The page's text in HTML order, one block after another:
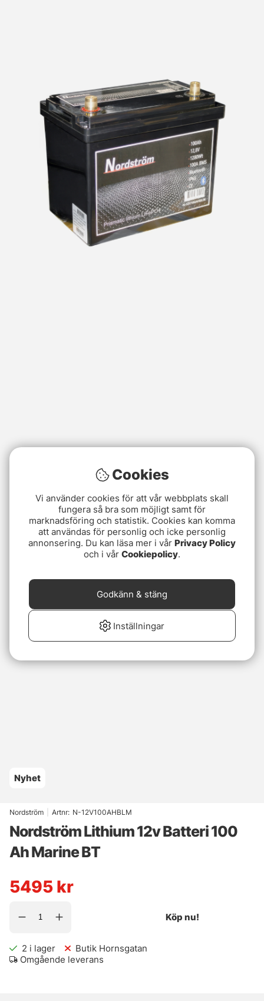
Nyhet
Nordström Artnr: N-12V100AHBLM
Nordström Lithium 12v Batteri 100
Ah Marine BT
5495 kr
Köp nu!
2 i lager
Butik Hornsgatan
Omgående leverans
Cookies
Vi använder cookies för att vår webbplats skall
fungera så bra som möjligt samt för
marknadsföring och statistik. Cookies kan komma
att användas för personlig och icke personlig
annonsering. Du kan läsa mer i vår Privacy Policy
och i vår Cookiepolicy.
Inställningar
Godkänn & stäng